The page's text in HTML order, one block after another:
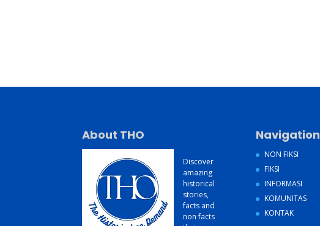
About THO
Discover
amazing
historical
stories,
facts and
non facts
Navigation
NON FIKSI
FIKSI
INFORMASI
KOMUNITAS
KONTAK